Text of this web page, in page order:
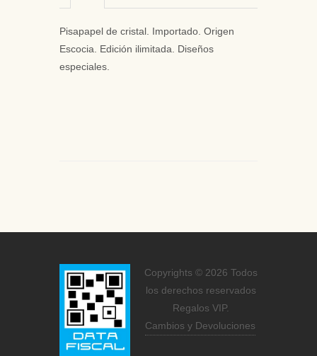
Pisapapel de cristal. Importado. Origen
Escocia. Edición ilimitada. Diseños
especiales.
Copyrights © 2026 Todos
los derechos reservados
Regalos VIP.
Cambios y Devoluciones